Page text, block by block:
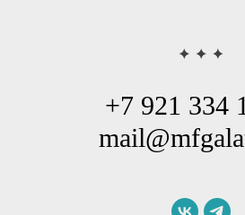
+7 921 334